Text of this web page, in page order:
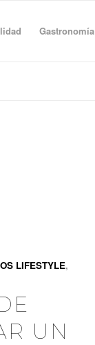
Gastronomía
LIFESTYLE,
UN